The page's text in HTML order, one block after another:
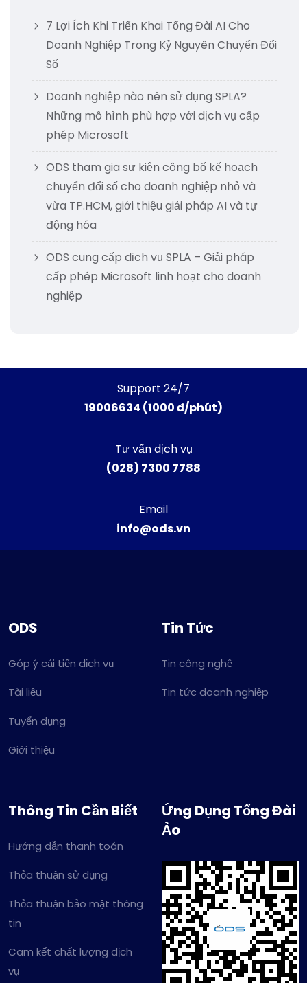
7 Lợi Ích Khi Triển Khai Tổng Đài AI Cho
Doanh Nghiệp Trong Kỷ Nguyên Chuyển Đổi
Số
Doanh nghiệp nào nên sử dụng SPLA?
Những mô hình phù hợp với dịch vụ cấp
phép Microsoft
ODS tham gia sự kiện công bố kế hoạch
chuyển đổi số cho doanh nghiệp nhỏ và
vừa TP.HCM, giới thiệu giải pháp AI và tự
động hóa
ODS cung cấp dịch vụ SPLA – Giải pháp
cấp phép Microsoft linh hoạt cho doanh
nghiệp
Support 24/7
19006634 (1000 đ/phút)
Tư vấn dịch vụ
(028) 7300 7788
Email
info@ods.vn
ODS
Góp ý cải tiến dịch vụ
Tài liệu
Tuyển dụng
Giới thiệu
Tin Tức
Tin công nghệ
Tin tức doanh nghiệp
Thông Tin Cần Biết
Hướng dẫn thanh toán
Thỏa thuận sử dụng
Thỏa thuận bảo mật thông
tin
Cam kết chất lượng dịch
vụ
Ứng Dụng Tổng Đài
Ảo